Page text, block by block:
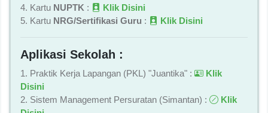
4. Kartu NUPTK :
Klik Disini
5. Kartu NRG/Sertifikasi Guru : Klik Disini
Aplikasi Sekolah :
1. Praktik Kerja Lapangan (PKL) "Juantika" :
Klik
Disini
2. Sistem Management Persuratan (Simantan) :
Klik